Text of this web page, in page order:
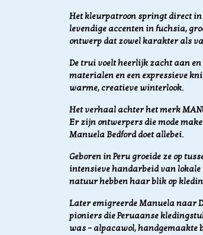
Het kleurpatroon springt direct
levendige accenten in fuchsia,
ontwerp dat zowel karakter als
De trui voelt heerlijk zacht aan
materialen en een expressieve
warme, creatieve winterlook.
Het verhaal achter het merk
Er zijn ontwerpers die mode
Manuela Bedford doet allebei.
Geboren in Peru groeide ze op
intensieve handarbeid van lokale
natuur hebben haar blik op
Later emigreerde Manuela naar
pioniers die Peruaanse
was – alpacawol, handgemaakte